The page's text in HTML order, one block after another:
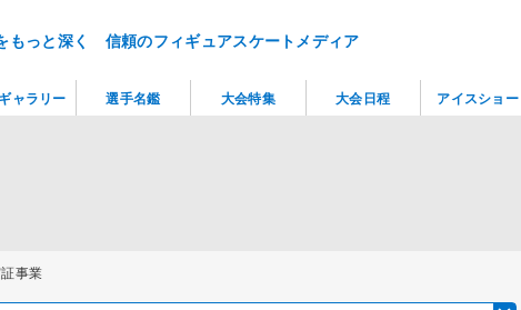
もっと深く 信頼のフィギュアスケートメディア
事業
ャラリー 選手名鑑 大会特集 大会日程 アイスショー